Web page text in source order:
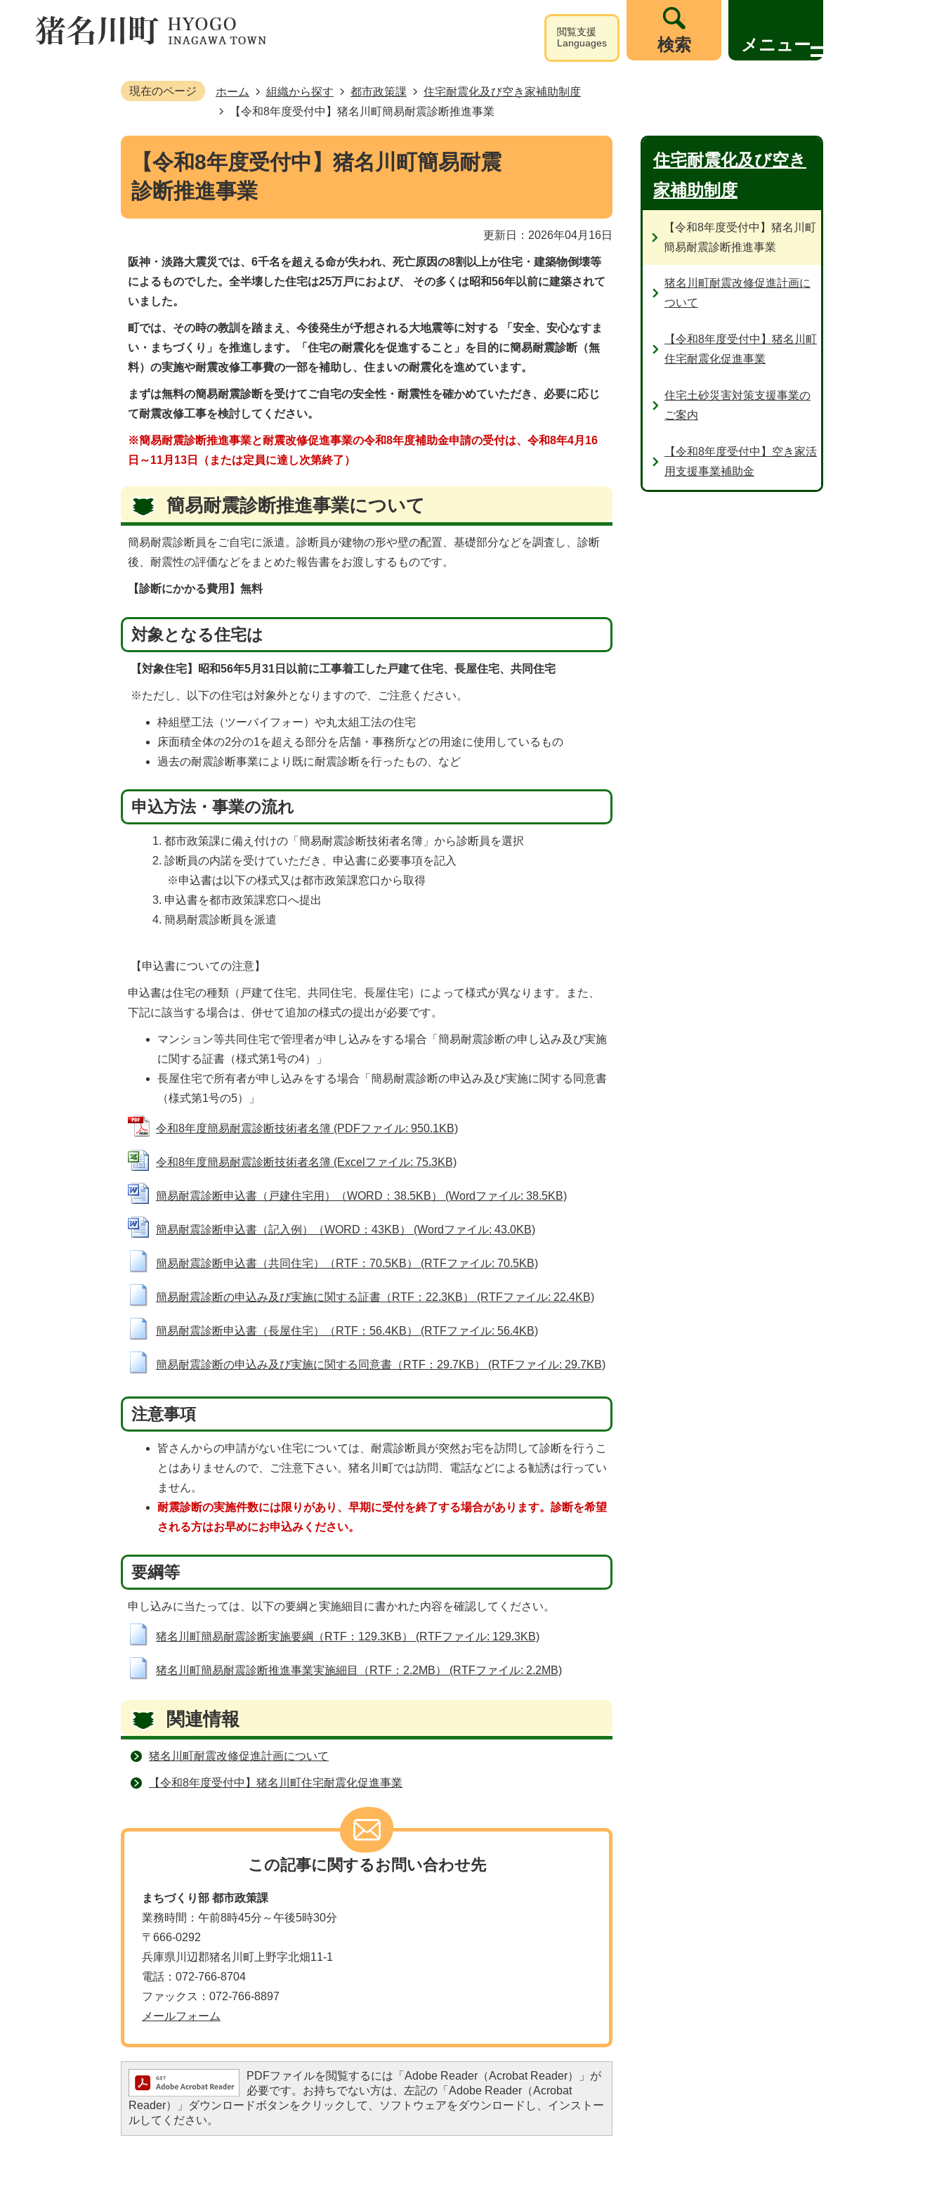
閲覧支援
Languages
検索 メニュー
現在のページ ホーム 組織から探す 都市政策課
住宅耐震化及び空き家補助制度
【令和8年度受付中】猪名川町簡易耐震診断推進事業
【令和8年度受付中】猪名川町簡易耐震
診断推進事業
更新日：2026年04月16日
阪神・淡路大震災では、6千名を超える命が失われ、死亡原因の8割以上が住宅・建築物倒壊等
によるものでした。全半壊した住宅は25万戸におよび、 その多くは昭和56年以前に建築されて
いました。
町では、その時の教訓を踏まえ、今後発生が予想される大地震等に対する 「安全、安心なすま
い・まちづくり」を推進します。「住宅の耐震化を促進すること」を目的に簡易耐震診断（無
料）の実施や耐震改修工事費の一部を補助し、住まいの耐震化を進めています。
まずは無料の簡易耐震診断を受けてご自宅の安全性・耐震性を確かめていただき、必要に応じ
て耐震改修工事を検討してください。
※簡易耐震診断推進事業と耐震改修促進事業の令和8年度補助金申請の受付は、 令和8年4月16
日～11月13日（または定員に達し次第終了）
簡易耐震診断推進事業について
簡易耐震診断員をご自宅に派遣。診断員が建物の形や壁の配置、基礎部分などを調査し、診断
後、耐震性の評価などをまとめた報告書をお渡しするものです。
【診断にかかる費用】無料
対象となる住宅は
【対象住宅】昭和56年5月31日以前に工事着工した戸建て住宅、長屋住宅、共同住宅
※ただし、以下の住宅は対象外となりますので、ご注意ください。
枠組壁工法（ツーバイフォー）や丸太組工法の住宅
床面積全体の2分の1を超える部分を店舗・事務所などの用途に使用しているもの
過去の耐震診断事業により既に耐震診断を行ったもの、など
申込方法・事業の流れ
都市政策課に備え付けの「簡易耐震診断技術者名簿」から診断員を選択
診断員の内諾を受けていただき、申込書に必要事項を記入
※申込書は以下の様式又は都市政策課窓口から取得
申込書を都市政策課窓口へ提出
簡易耐震診断員を派遣
【申込書についての注意】
申込書は住宅の種類（戸建て住宅、共同住宅、長屋住宅）によって様式が異なります。また、
下記に該当する場合は、併せて追加の様式の提出が必要です。
マンション等共同住宅で管理者が申し込みをする場合「簡易耐震診断の申し込み及び実施
に関する証書（様式第1号の4）」
長屋住宅で所有者が申し込みをする場合「簡易耐震診断の申込み及び実施に関する同意書
（様式第1号の5）」
令和8年度簡易耐震診断技術者名簿 (PDFファイル: 950.1KB)
令和8年度簡易耐震診断技術者名簿 (Excelファイル: 75.3KB)
簡易耐震診断申込書（戸建住宅用）（WORD：38.5KB） (Wordファイル: 38.5KB)
簡易耐震診断申込書（記入例）（WORD：43KB） (Wordファイル: 43.0KB)
簡易耐震診断申込書（共同住宅）（RTF：70.5KB） (RTFファイル: 70.5KB)
簡易耐震診断の申込み及び実施に関する証書（RTF：22.3KB） (RTFファイル: 22.4KB)
簡易耐震診断申込書（長屋住宅）（RTF：56.4KB） (RTFファイル: 56.4KB)
簡易耐震診断の申込み及び実施に関する同意書（RTF：29.7KB） (RTFファイル: 29.7KB)
注意事項
皆さんからの申請がない住宅については、耐震診断員が突然お宅を訪問して診断を行うこ
とはありませんので、ご注意下さい。猪名川町では訪問、電話などによる勧誘は行ってい
ません。
耐震診断の実施件数には限りがあり、早期に受付を終了する場合があります。診断を希望
される方はお早めにお申込みください。
要綱等
申し込みに当たっては、以下の要綱と実施細目に書かれた内容を確認してください。
猪名川町簡易耐震診断実施要綱（RTF：129.3KB） (RTFファイル: 129.3KB)
猪名川町簡易耐震診断推進事業実施細目（RTF：2.2MB） (RTFファイル: 2.2MB)
関連情報
猪名川町耐震改修促進計画について
【令和8年度受付中】猪名川町住宅耐震化促進事業
この記事に関するお問い合わせ先
まちづくり部 都市政策課
業務時間：午前8時45分～午後5時30分
〒666-0292
兵庫県川辺郡猪名川町上野字北畑11-1
電話：072-766-8704
ファックス：072-766-8897
メールフォーム
PDFファイルを閲覧するには「Adobe Reader（Acrobat Reader）」が
必要です。お持ちでない方は、左記の「Adobe Reader（Acrobat
Reader）」ダウンロードボタンをクリックして、ソフトウェアをダウンロードし、インストー
ルしてください。
住宅耐震化及び空き
家補助制度
【令和8年度受付中】猪名川町
簡易耐震診断推進事業
猪名川町耐震改修促進計画に
ついて
【令和8年度受付中】猪名川町
住宅耐震化促進事業
住宅土砂災害対策支援事業の
ご案内
【令和8年度受付中】空き家活
用支援事業補助金